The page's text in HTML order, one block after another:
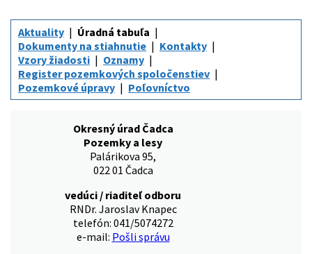
Aktuality
Úradná tabuľa
Dokumenty na stiahnutie
Kontakty
Vzory žiadosti
Oznamy
Register pozemkových spoločenstiev
Pozemkové úpravy
Poľovníctvo
Okresný úrad Čadca
Pozemky a lesy
Palárikova 95,
022 01 Čadca
vedúci / riaditeľ odboru
RNDr. Jaroslav Knapec
telefón: 041/5074272
e-mail: Pošli správu